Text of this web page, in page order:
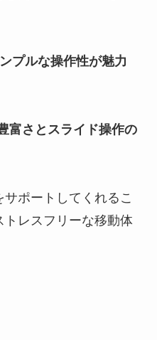
プルな操作性が魅力
富さとスライド操作の
ポートしてくれるこ
レスフリーな移動体